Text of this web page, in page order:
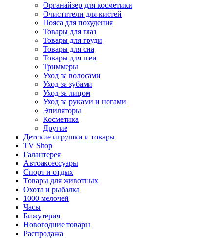
Органайзер для косметики
Очистители для кистей
Пояса для похудения
Товары для глаз
Товары для груди
Товары для сна
Товары для шеи
Триммеры
Уход за волосами
Уход за зубами
Уход за лицом
Уход за руками и ногами
Эпиляторы
Косметика
Другие
Детские игрушки и товары
TV Shop
Галантерея
Автоаксессуары
Спорт и отдых
Товары для животных
Охота и рыбалка
1000 мелочей
Часы
Бижутерия
Новогодние товары
Распродажа